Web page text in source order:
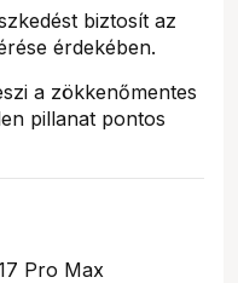
biztosít az
érdekében.
a zökkenőmentes
pillanat pontos
Pro Max